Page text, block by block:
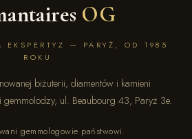
OG
EKSPERTYZ — PARYŻ, OD 1985
ROKU
biżuterii, diamentów i kamieni
gemmolodzy, ul. Beaubourg 43, Paryż 3e.
gemmologowie państwowi